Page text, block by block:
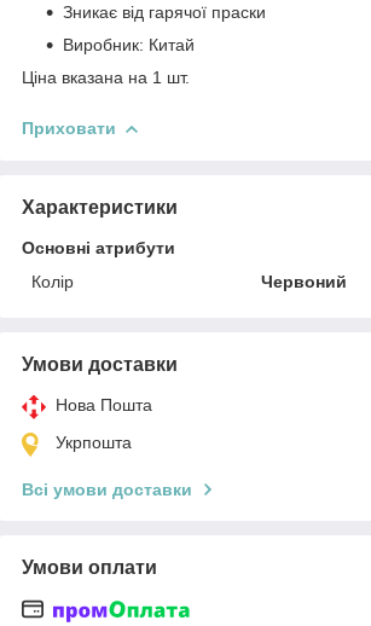
Зникає від гарячої праски
Виробник: Китай
Ціна вказана на 1 шт.
Приховати
Характеристики
Основні атрибути
Колір
Червоний
Умови доставки
Нова Пошта
Укрпошта
Всі умови доставки
Умови оплати